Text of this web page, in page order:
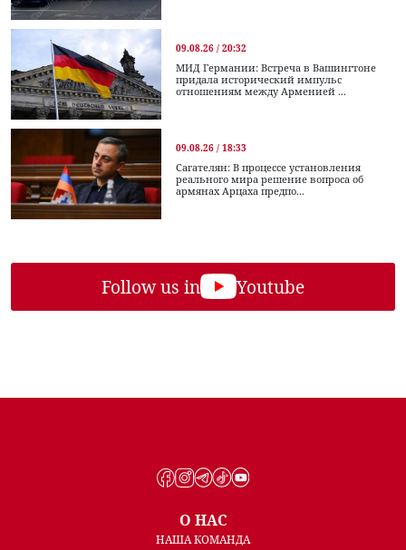
09.08.26 / 20:32
МИД Германии: Встреча в Вашингтоне
придала исторический импульс
отношениям между Арменией ...
09.08.26 / 18:33
Сагателян: В процессе установления
реального мира решение вопроса об
армянах Арцаха предпо...
Follow us in Youtube
О НАС
НАША КОМАНДА